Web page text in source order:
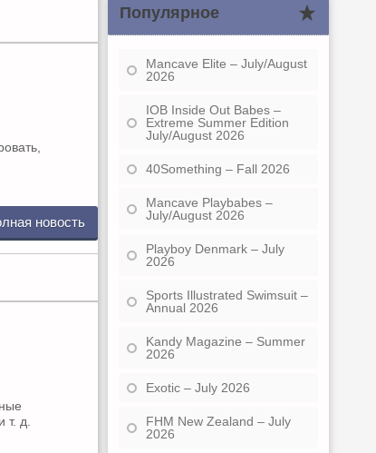
новость
д.
Популярное
Mancave Elite – July/August
2026
IOB Inside Out Babes –
Extreme Summer Edition
July/August 2026
40Something – Fall 2026
Mancave Playbabes –
July/August 2026
Playboy Denmark – July
2026
Sports Illustrated Swimsuit –
Annual 2026
Kandy Magazine – Summer
2026
Exotic – July 2026
FHM New Zealand – July
2026